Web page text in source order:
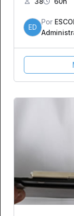
ED
Por